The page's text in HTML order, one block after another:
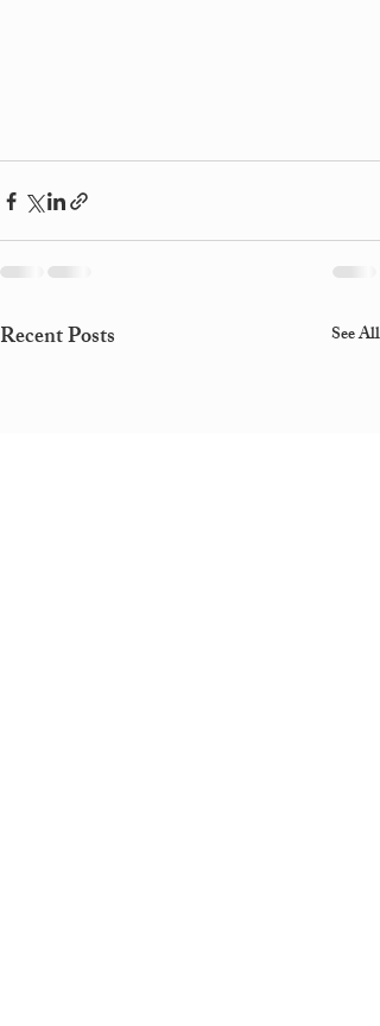
Recent Posts See All